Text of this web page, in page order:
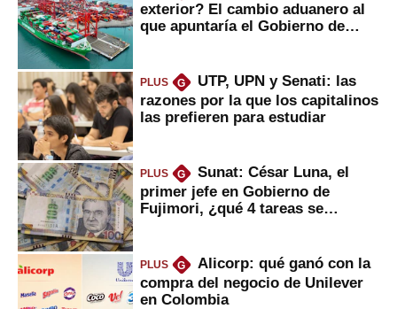
exterior? El cambio aduanero al
que apuntaría el Gobierno de
PLUS G
UTP, UPN y Senati: las
razones por la que los capitalinos
las prefieren para estudiar
PLUS G
Sunat: César Luna, el
primer jefe en Gobierno de
Fujimori, ¿qué 4 tareas se
PLUS G
Alicorp: qué ganó con la
compra del negocio de Unilever
en Colombia